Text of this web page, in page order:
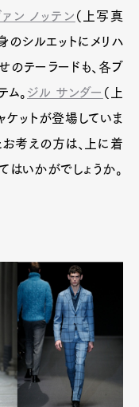
ァン ノッテン （上写真
のシルエットにメリハ
のテーラードも、各ブ
。 ジル サンダー （上
ケットが登場していま
お考えの方は、上に着
はいかがでしょうか。